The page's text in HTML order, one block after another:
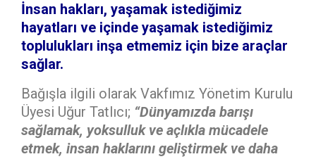
İnsan hakları, yaşamak istediğimiz
hayatları ve içinde yaşamak istediğimiz
toplulukları inşa etmemiz için bize araçlar
sağlar.
Bağışla ilgili olarak Vakfımız Yönetim Kurulu
Üyesi Uğur Tatlıcı; “Dünyamızda barışı
sağlamak, yoksulluk ve açlıkla mücadele
etmek, insan haklarını geliştirmek ve daha